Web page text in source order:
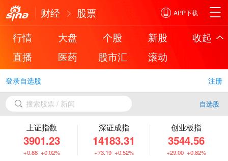
财经 股票 APP下载
行情 大盘 个股 新股
收起
直播
医药 股市汇 滚动
登录自选股 注册
自选股
搜索股票 / 新闻
上证指数
3901.23
+0.88 +0.02%
深证成指
14183.31
+73.19 +0.52%
创业板指
3544.56
+29.00 +0.82%